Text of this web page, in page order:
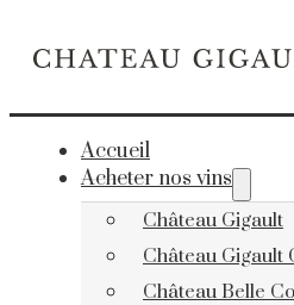
Accueil
Acheter nos vins
Château Gigault
Château Gigault
Château Belle